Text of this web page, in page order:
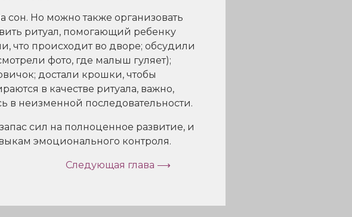
Но можно также организовать
ритуал, помогающий ребенку
что происходит во дворе; обсудили
фото, где малыш гуляет);
достали крошки, чтобы
в качестве ритуала, важно,
неизменной последовательности.
сил на полноценное развитие, и
эмоционального контроля.
Следующая глава ⟶